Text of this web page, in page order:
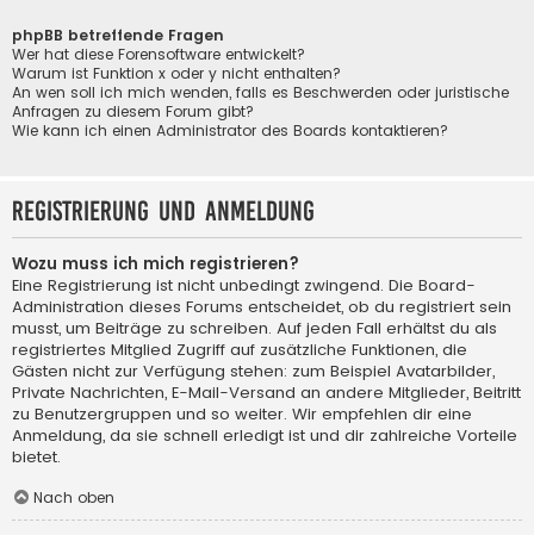
phpBB betreffende Fragen
Wer hat diese Forensoftware entwickelt?
Warum ist Funktion x oder y nicht enthalten?
An wen soll ich mich wenden, falls es Beschwerden oder juristische
Anfragen zu diesem Forum gibt?
Wie kann ich einen Administrator des Boards kontaktieren?
Registrierung und Anmeldung
Wozu muss ich mich registrieren?
Eine Registrierung ist nicht unbedingt zwingend. Die Board-
Administration dieses Forums entscheidet, ob du registriert sein
musst, um Beiträge zu schreiben. Auf jeden Fall erhältst du als
registriertes Mitglied Zugriff auf zusätzliche Funktionen, die
Gästen nicht zur Verfügung stehen: zum Beispiel Avatarbilder,
Private Nachrichten, E-Mail-Versand an andere Mitglieder, Beitritt
zu Benutzergruppen und so weiter. Wir empfehlen dir eine
Anmeldung, da sie schnell erledigt ist und dir zahlreiche Vorteile
bietet.
Nach oben